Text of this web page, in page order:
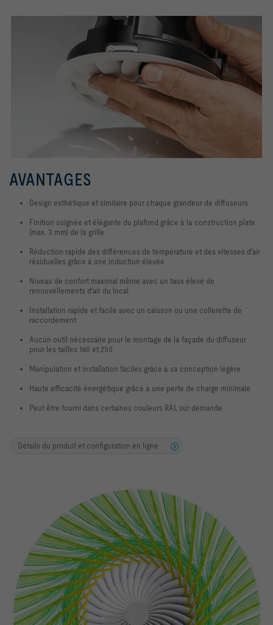
AVANTAGES
Design esthétique et similaire pour chaque grandeur de diffuseurs
Finition soignée et élégante du plafond grâce à la construction plate
(max. 3 mm) de la grille
Réduction rapide des différences de température et des vitesses d’air
résiduelles grâce à une induction élevée
Niveau de confort maximal même avec un taux élevé de
renouvellements d'air du local
Installation rapide et facile avec un caisson ou une collerette de
raccordement
Aucun outil nécessaire pour le montage de la façade du diffuseur
pour les tailles 160 et 250
Manipulation et installation faciles grâce à sa conception légère
Haute efficacité énergétique grâce à une perte de charge minimale
Peut être fourni dans certaines couleurs RAL sur demande
Détails du produit et configuration en ligne